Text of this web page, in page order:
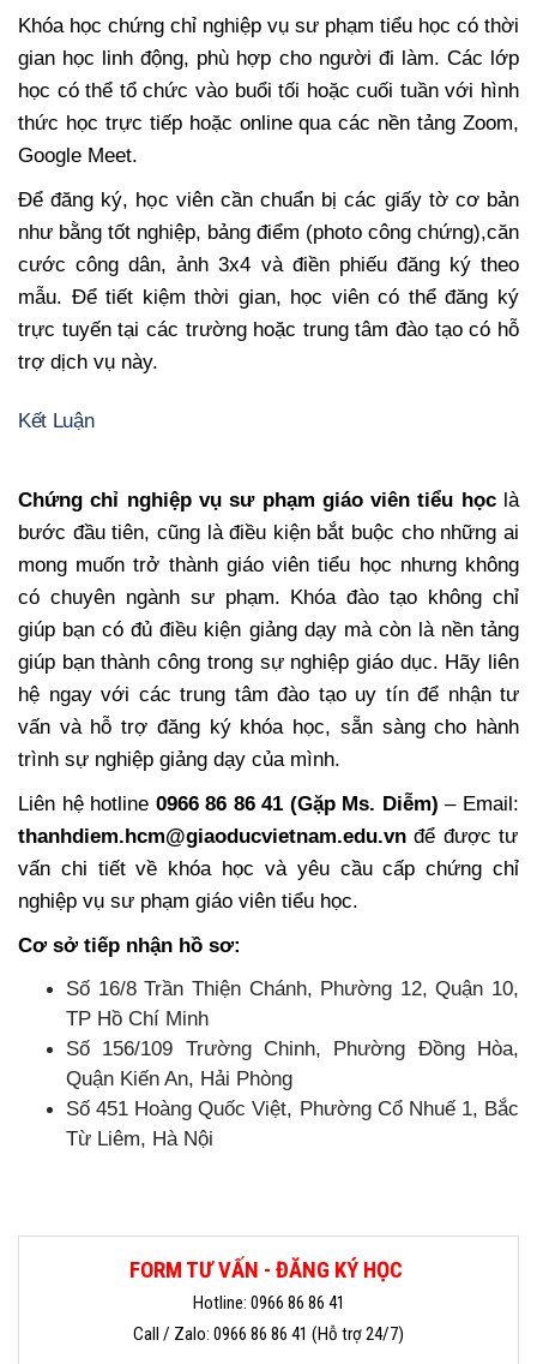
Khóa học chứng chỉ nghiệp vụ sư phạm tiểu học có thời
gian học linh động, phù hợp cho người đi làm. Các lớp
học có thể tổ chức vào buổi tối hoặc cuối tuần với hình
thức học trực tiếp hoặc online qua các nền tảng Zoom,
Google Meet.
Để đăng ký, học viên cần chuẩn bị các giấy tờ cơ bản
như bằng tốt nghiệp, bảng điểm (photo công chứng),căn
cước công dân, ảnh 3x4 và điền phiếu đăng ký theo
mẫu. Để tiết kiệm thời gian, học viên có thể đăng ký
trực tuyến tại các trường hoặc trung tâm đào tạo có hỗ
trợ dịch vụ này.
Kết Luận
Chứng chỉ nghiệp vụ sư phạm giáo viên tiểu họclà
bước đầu tiên, cũng là điều kiện bắt buộc cho những ai
mong muốn trở thành giáo viên tiểu học nhưng không
có chuyên ngành sư phạm. Khóa đào tạo không chỉ
giúp bạn có đủ điều kiện giảng dạy mà còn là nền tảng
giúp bạn thành công trong sự nghiệp giáo dục. Hãy liên
hệ ngay với các trung tâm đào tạo uy tín để nhận tư
vấn và hỗ trợ đăng ký khóa học, sẵn sàng cho hành
trình sự nghiệp giảng dạy của mình.
Liên hệ hotline 0966 86 86 41 (Gặp Ms. Diễm) – Email:
thanhdiem.hcm@giaoducvietnam.edu.vn để được tư
vấn chi tiết về khóa học và yêu cầu cấp chứng chỉ
nghiệp vụ sư phạm giáo viên tiểu học.
Cơ sở tiếp nhận hồ sơ:
Số 16/8 Trần Thiện Chánh, Phường 12, Quận 10,
TP Hồ Chí Minh
Số 156/109 Trường Chinh, Phường Đồng Hòa,
Quận Kiến An, Hải Phòng
Số 451 Hoàng Quốc Việt, Phường Cổ Nhuế 1, Bắc
Từ Liêm, Hà Nội
FORM TƯ VẤN - ĐĂNG KÝ HỌC
Hotline: 0966 86 86 41
Call / Zalo: 0966 86 86 41 (Hỗ trợ 24/7)